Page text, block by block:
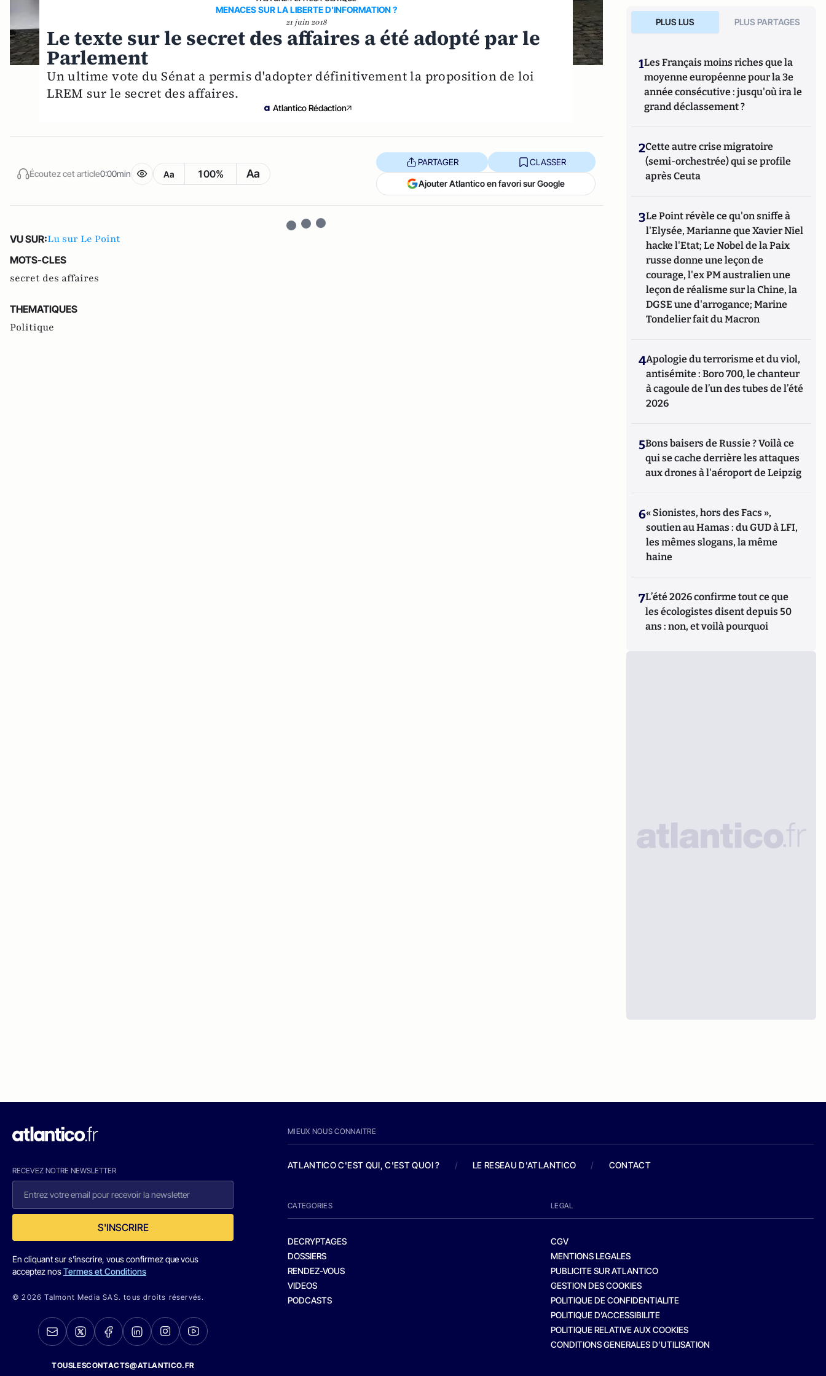
MENACES SUR LA LIBERTE D'INFORMATION ?
21 juin 2018
Le texte sur le secret des affaires a été adopté par le
Parlement
Un ultime vote du Sénat a permis d'adopter définitivement la proposition de loi
LREM sur le secret des affaires.
Atlantico Rédaction
Écoutez cet article0:00min Aa 100% Aa
PARTAGER CLASSER
Ajouter Atlantico en favori sur Google
VU SUR:Lu sur Le Point
MOTS-CLES
secret des affaires
THEMATIQUES
Politique
PLUS LUS PLUS PARTAGES
1Les Français moins riches que la
moyenne européenne pour la 3e
année consécutive : jusqu'où ira le
grand déclassement ?
2Cette autre crise migratoire
(semi-orchestrée) qui se profile
après Ceuta
3Le Point révèle ce qu'on sniffe à
l'Elysée, Marianne que Xavier Niel
hacke l'Etat; Le Nobel de la Paix
russe donne une leçon de
courage, l'ex PM australien une
leçon de réalisme sur la Chine, la
DGSE une d'arrogance; Marine
Tondelier fait du Macron
4Apologie du terrorisme et du viol,
antisémite : Boro 700, le chanteur
à cagoule de l’un des tubes de l’été
2026
5Bons baisers de Russie ? Voilà ce
qui se cache derrière les attaques
aux drones à l'aéroport de Leipzig
6« Sionistes, hors des Facs »,
soutien au Hamas : du GUD à LFI,
les mêmes slogans, la même
haine
7L’été 2026 confirme tout ce que
les écologistes disent depuis 50
ans : non, et voilà pourquoi
RECEVEZ NOTRE NEWSLETTER
S'INSCRIRE
En cliquant sur s'inscrire, vous confirmez que vous
acceptez nosTermes et Conditions
© 2026 Talmont Media SAS. tous droits réservés.
TOUSLESCONTACTS@ATLANTICO.FR
MIEUX NOUS CONNAITRE
ATLANTICO C'EST QUI, C'EST QUOI ? / LE RESEAU D'ATLANTICO / CONTACT
CATEGORIES
DECRYPTAGES
DOSSIERS
RENDEZ-VOUS
VIDEOS
PODCASTS
LEGAL
CGV
MENTIONS LEGALES
PUBLICITE SUR ATLANTICO
GESTION DES COOKIES
POLITIQUE DE CONFIDENTIALITE
POLITIQUE D’ACCESSIBILITE
POLITIQUE RELATIVE AUX COOKIES
CONDITIONS GENERALES D’UTILISATION